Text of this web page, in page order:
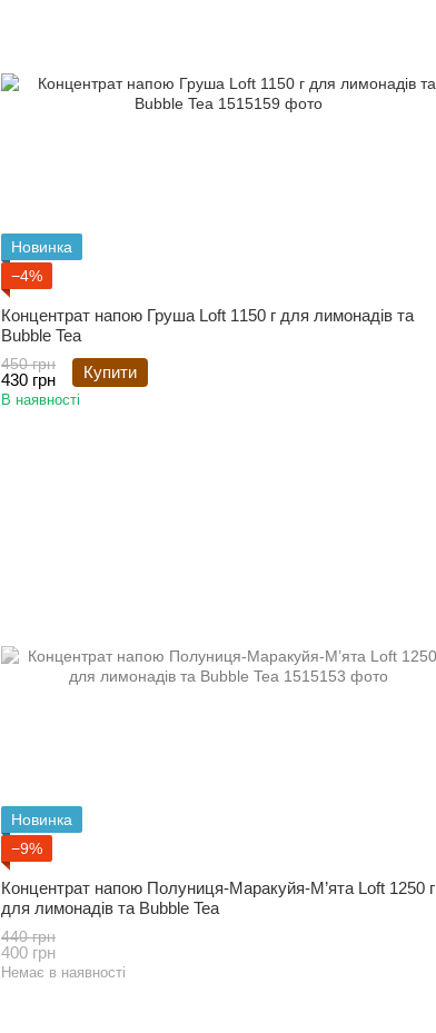
Новинка
−4%
Концентрат напою Груша Loft 1150 г для лимонадів та
Bubble Tea
450 грн
430 грн Купити
В наявності
Новинка
−9%
Концентрат напою Полуниця-Маракуйя-М’ята Loft 1250 г
для лимонадів та Bubble Tea
440 грн
400 грн
Немає в наявності